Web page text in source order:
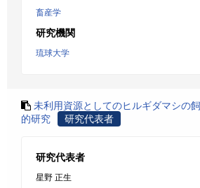
畜産学
研究機関
琉球大学
未利用資源としてのヒルギダマシの
的研究
研究代表者
研究代表者
星野 正生